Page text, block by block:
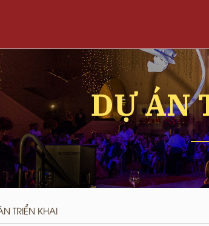
DỰ ÁN
TRIỂN KHAI